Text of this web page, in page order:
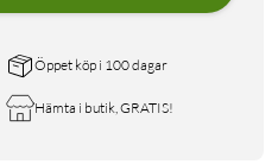
Öppet köp i 100 dagar
Hämta i butik, GRATIS!